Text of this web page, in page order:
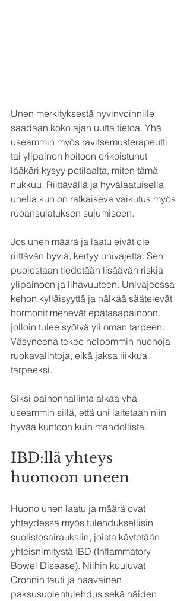
Unen merkityksestä hyvinvoinnille
saadaan koko ajan uutta tietoa. Yhä
useammin myös ravitsemusterapeutti
tai ylipainon hoitoon erikoistunut
lääkäri kysyy potilaalta, miten tämä
nukkuu. Riittävällä ja hyvälaatuisella
unella kun on ratkaiseva vaikutus myös
ruoansulatuksen sujumiseen.
Jos unen määrä ja laatu eivät ole
riittävän hyviä, kertyy univajetta. Sen
puolestaan tiedetään lisäävän riskiä
ylipainoon ja lihavuuteen. Univajeessa
kehon kylläisyyttä ja nälkää säätelevät
hormonit menevät epätasapainoon.
jolloin tulee syötyä yli oman tarpeen.
Väsyneenä tekee helpommin huonoja
ruokavalintoja, eikä jaksa liikkua
tarpeeksi.
Siksi painonhallinta alkaa yhä
useammin sillä, että uni laitetaan niin
hyvää kuntoon kuin mahdollista.
IBD:llä yhteys
huonoon uneen
Huono unen laatu ja määrä ovat
yhteydessä myös tulehduksellisin
suolistosairauksiin, joista käytetään
yhteisnimitystä IBD (Inflammatory
Bowel Disease). Niihin kuuluvat
Crohnin tauti ja haavainen
paksusuolentulehdus sekä näiden